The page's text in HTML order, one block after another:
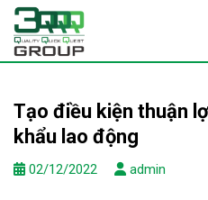
Skip
content
Tạo điều kiện thuận
khẩu lao động
02/12/2022 admin